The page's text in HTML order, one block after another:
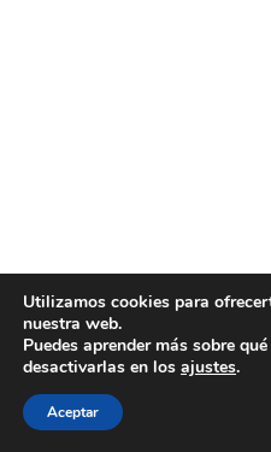
Utilizamos cookies para
nuestra web.
Puedes aprender más sobre
desactivarlas en los ajustes.
Aceptar